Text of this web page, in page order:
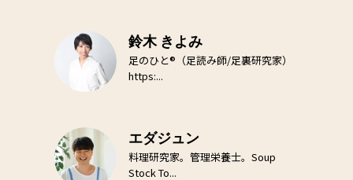
鈴木 きよみ
足のひと®（足読み師/足裏研究家）
https:...
エダジュン
料理研究家。管理栄養士。Soup
Stock To...